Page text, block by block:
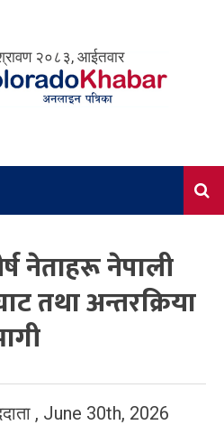
२०८३, आईतवार
नेताहरू नेपाली
तथा अन्तरक्रिया
, June 30th, 2026